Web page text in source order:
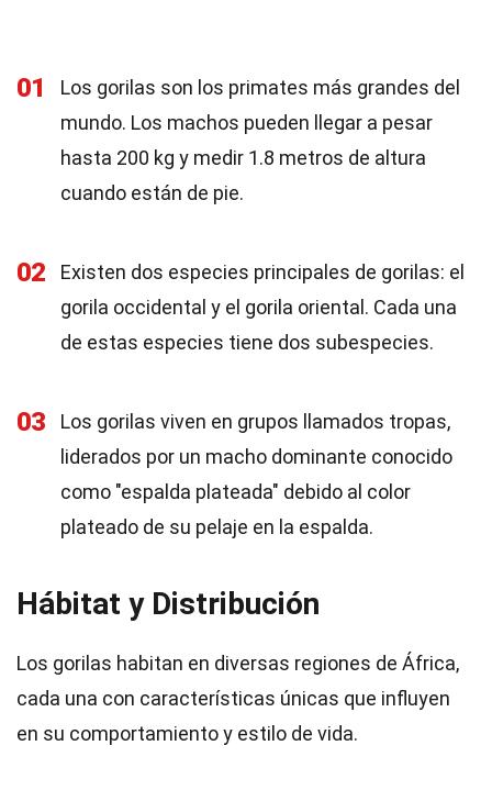
01
Los gorilas son los primates más grandes del
mundo. Los machos pueden llegar a pesar
hasta 200 kg y medir 1.8 metros de altura
cuando están de pie.
02
Existen dos especies principales de gorilas: el
gorila occidental y el gorila oriental. Cada una
de estas especies tiene dos subespecies.
03
Los gorilas viven en grupos llamados tropas,
liderados por un macho dominante conocido
como "espalda plateada" debido al color
plateado de su pelaje en la espalda.
Hábitat y Distribución
Los gorilas habitan en diversas regiones de África,
cada una con características únicas que influyen
en su comportamiento y estilo de vida.